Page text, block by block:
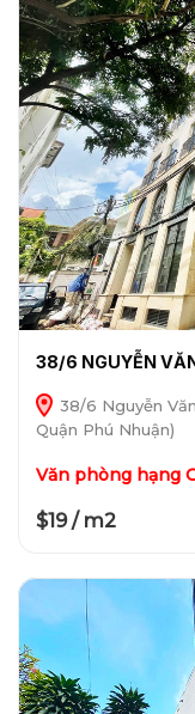
38/6 NGUYỄN
38/6 Nguyễn
Quận Phú Nhuận)
Văn phòng hạng
$19 / m2